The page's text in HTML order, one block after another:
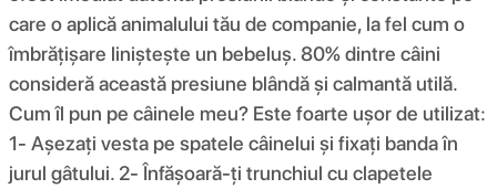
care o aplică animalului tău de companie, la fel cum o
îmbrățișare liniștește un bebeluș. 80% dintre câini
consideră această presiune blândă și calmantă utilă.
Cum îl pun pe câinele meu? Este foarte ușor de utilizat:
1- Așezați vesta pe spatele câinelui și fixați banda în
jurul gâtului. 2- Înfășoară-ți trunchiul cu clapetele